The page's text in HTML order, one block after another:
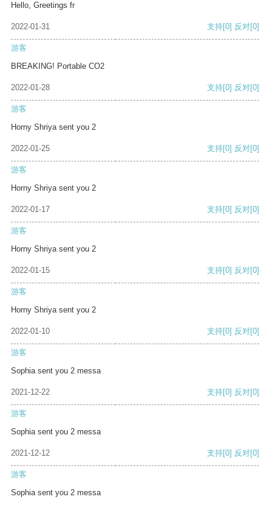
Hello, Greetings fr
2022-01-31 支持[0] 反对[0]
游客
BREAKING! Portable CO2
2022-01-28 支持[0] 反对[0]
游客
Horny Shriya sent you 2
2022-01-25 支持[0] 反对[0]
游客
Horny Shriya sent you 2
2022-01-17 支持[0] 反对[0]
游客
Horny Shriya sent you 2
2022-01-15 支持[0] 反对[0]
游客
Horny Shriya sent you 2
2022-01-10 支持[0] 反对[0]
游客
Sophia sent you 2 messa
2021-12-22 支持[0] 反对[0]
游客
Sophia sent you 2 messa
2021-12-12 支持[0] 反对[0]
游客
Sophia sent you 2 messa